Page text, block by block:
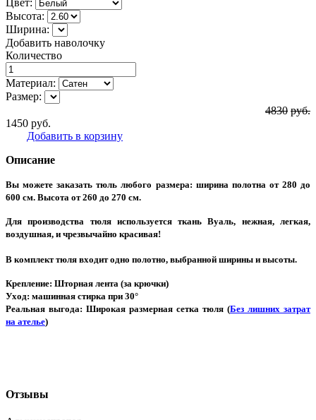
Высота:
Ширина:
Добавить наволочку
Количество
Материал:
Размер:
4830 руб.
1450 руб.
Добавить в корзину
Описание
Вы можете заказать тюль любого размера: ширина полотна от 280 до
600 см. Высота от 260 до 270 см.
Для производства тюля используется ткань Вуаль, нежная, легкая,
воздушная, и чрезвычайно красивая!
В комплект тюля входит одно полотно, выбранной ширины и высоты.
Крепление: Шторная лента (за крючки)
Уход: машинная стирка при 30°
Реальная выгода: Широкая размерная сетка тюля (Без лишних затрат
на ателье)
Отзывы